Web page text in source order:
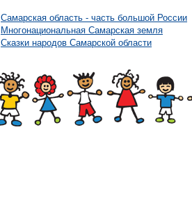
Самарская область - часть большой России
Многонациональная Самарская земля
Сказки народов Самарской области